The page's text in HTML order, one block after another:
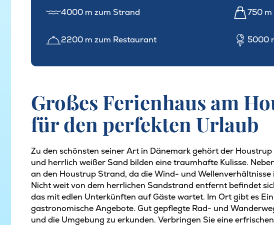
4000 m zum Strand 750 m
2200 m zum Restaurant 5000
Großes Ferienhaus am
für den perfekten Urlaub
Zu den schönsten seiner Art in Dänemark gehört der
und herrlich weißer Sand bilden eine traumhafte Kulisse.
an den Houstrup Strand, da die Wind- und
Nicht weit von dem herrlichen Sandstrand entfernt befindet
das mit edlen Unterkünften auf Gäste wartet. Im Ort gibt es
gastronomische Angebote. Gut gepflegte Rad- und
und die Umgebung zu erkunden. Verbringen Sie eine